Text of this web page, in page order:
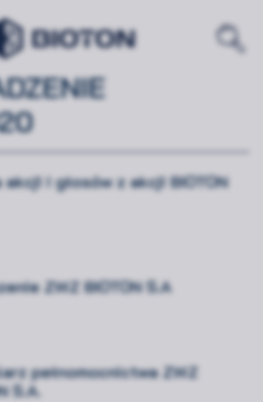
WALNE
i głosów z akcji BIOTON
ZWZ BIOTON S.A
pełnomocnictwa ZWZ
S.A.